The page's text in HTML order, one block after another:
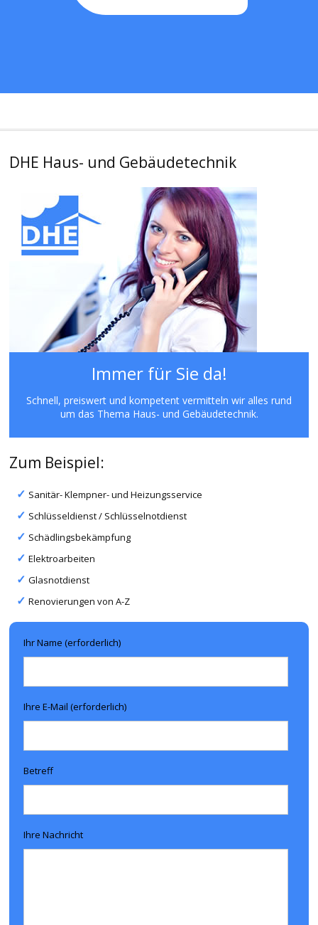
DHE Haus- und Gebäudetechnik
Immer für Sie da!
Schnell, preiswert und kompetent vermitteln wir alles rund
um das Thema Haus- und Gebäudetechnik.
Zum Beispiel:
Sanitär- Klempner- und Heizungsservice
Schlüsseldienst / Schlüsselnotdienst
Schädlingsbekämpfung
Elektroarbeiten
Glasnotdienst
Renovierungen von A-Z
Ihr Name (erforderlich)
Ihre E-Mail (erforderlich)
Betreff
Ihre Nachricht